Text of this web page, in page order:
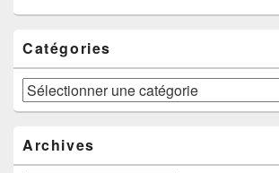
Catégories
Catégories
Archives